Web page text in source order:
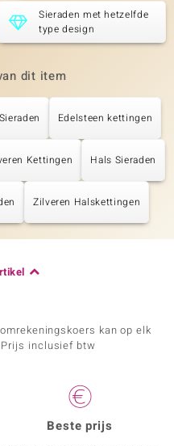
Sieraden met hetzelfde
type design
dit item
Edelsteen kettingen
Kettingen Hals Sieraden
Zilveren Halskettingen
kan op elk
inclusief btw
Beste prijs